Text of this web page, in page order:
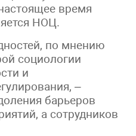
время
НОЦ.
по мнению
социологии
и
–
барьеров
а сотрудников